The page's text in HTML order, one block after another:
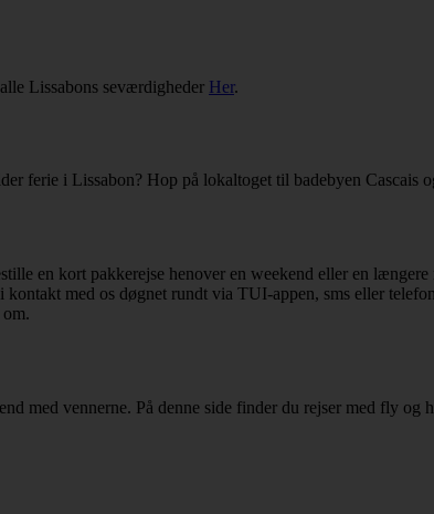
Lissabons seværdigheder Her.
ferie i Lissabon? Hop på lokaltoget til badebyen Cascais
en kort pakkerejse henover en weekend eller en
med os døgnet rundt via TUI-appen, sms eller
med vennerne. På denne side finder du rejser med fly